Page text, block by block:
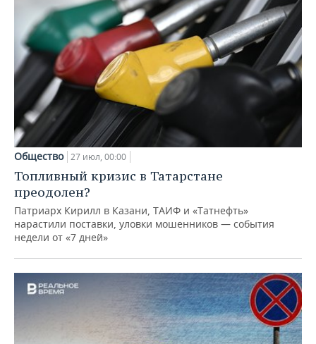
Общество 27 июл, 00:00
Топливный кризис в Татарстане
преодолен?
Патриарх Кирилл в Казани, ТАИФ и «Татнефть»
нарастили поставки, уловки мошенников — события
недели от «7 дней»